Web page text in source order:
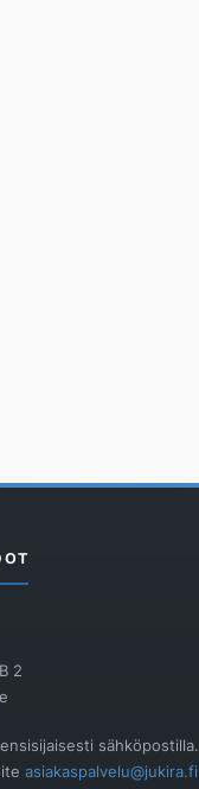
2
sähköpostilla.
asiakaspalvelu@jukira.fi